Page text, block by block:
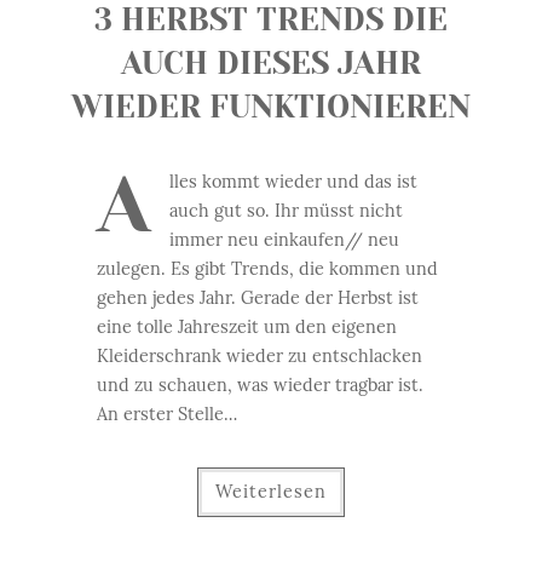
3 HERBST TRENDS DIE
AUCH DIESES JAHR
WIEDER FUNKTIONIEREN
A
lles kommt wieder und das ist
auch gut so. Ihr müsst nicht
immer neu einkaufen// neu
zulegen. Es gibt Trends, die kommen und
gehen jedes Jahr. Gerade der Herbst ist
eine tolle Jahreszeit um den eigenen
Kleiderschrank wieder zu entschlacken
und zu schauen, was wieder tragbar ist.
An erster Stelle…
Weiterlesen